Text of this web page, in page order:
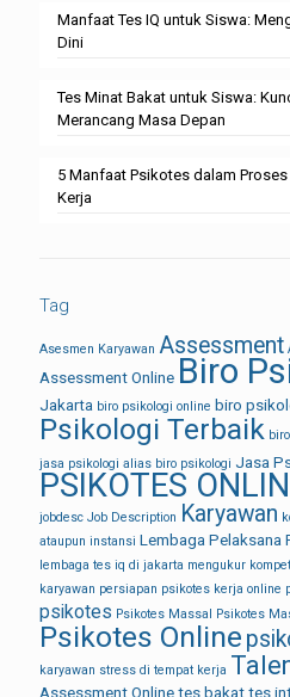
Manfaat Tes IQ untuk Siswa:
Dini
Tes Minat Bakat untuk Siswa:
Merancang Masa Depan
5 Manfaat Psikotes dalam
Kerja
Tag
Asesmen Karyawan Assessment
Assessment Online Biro
Jakarta biro psikologi online biro
Psikologi Terbaik
jasa psikologi alias biro psikologi Jasa
PSIKOTES
jobdesc Job Description Karyawan
ataupun instansi Lembaga Pelaksana
lembaga tes iq di jakarta mengukur
karyawan persiapan psikotes kerja online
psikotes Psikotes Massal Psikotes
Psikotes Online
karyawan stress di tempat kerja
Assessment Online tes bakat tes